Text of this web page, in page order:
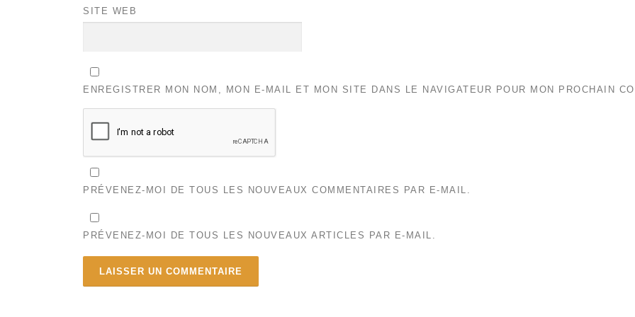
SITE WEB
ENREGISTRER MON NOM, MON E-MAIL ET MON SITE DANS LE NAVIGATEUR POUR MON PROCHAIN
PRÉVENEZ-MOI DE TOUS LES NOUVEAUX COMMENTAIRES PAR E-MAIL.
PRÉVENEZ-MOI DE TOUS LES NOUVEAUX ARTICLES PAR E-MAIL.